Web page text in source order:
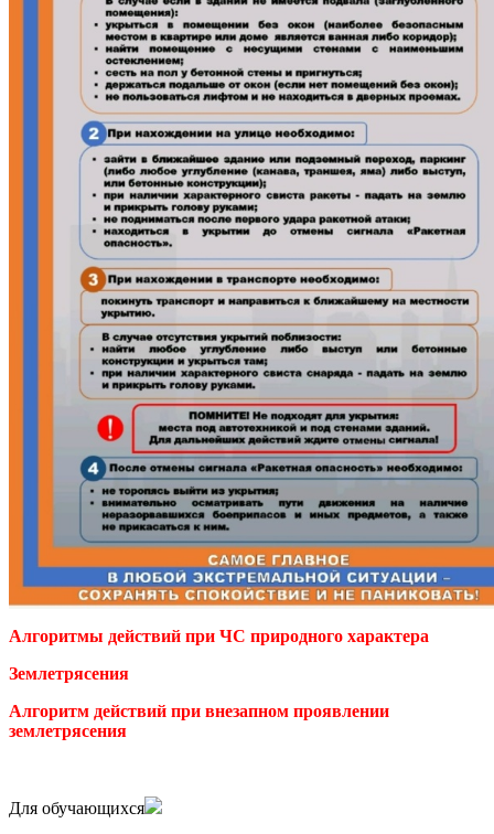
Алгоритмы действий при ЧС природного характера
Землетрясения
Алгоритм действий при внезапном проявлении
землетрясения
Для обучающихся